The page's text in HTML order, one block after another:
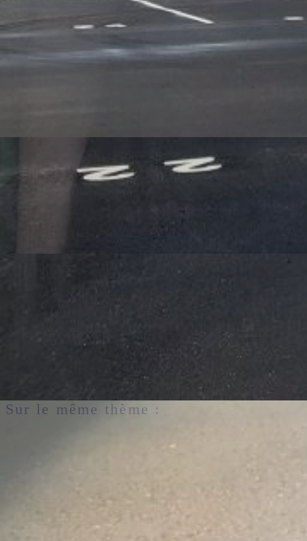
Début des réseaux
Fin du terrassement du bassin
Sur le même thème :